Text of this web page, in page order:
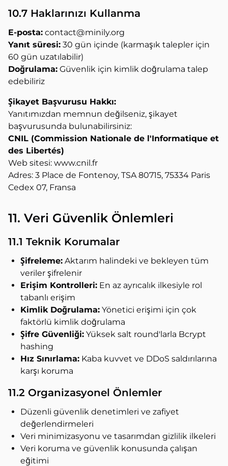
10.7 Haklarınızı Kullanma
E-posta: contact@minily.org
Yanıt süresi: 30 gün içinde (karmaşık talepler için
60 gün uzatılabilir)
Doğrulama: Güvenlik için kimlik doğrulama talep
edebiliriz
Şikayet Başvurusu Hakkı:
Yanıtımızdan memnun değilseniz, şikayet
başvurusunda bulunabilirsiniz:
CNIL (Commission Nationale de l'Informatique et
des Libertés)
Web sitesi: www.cnil.fr
Adres: 3 Place de Fontenoy, TSA 80715, 75334 Paris
Cedex 07, Fransa
11. Veri Güvenlik Önlemleri
11.1 Teknik Korumalar
Şifreleme: Aktarım halindeki ve bekleyen tüm
veriler şifrelenir
Erişim Kontrolleri: En az ayrıcalık ilkesiyle rol
tabanlı erişim
Kimlik Doğrulama: Yönetici erişimi için çok
faktörlü kimlik doğrulama
Şifre Güvenliği: Yüksek salt round'larla Bcrypt
hashing
Hız Sınırlama: Kaba kuvvet ve DDoS saldırılarına
karşı koruma
11.2 Organizasyonel Önlemler
Düzenli güvenlik denetimleri ve zafiyet
değerlendirmeleri
Veri minimizasyonu ve tasarımdan gizlilik ilkeleri
Veri koruma ve güvenlik konusunda çalışan
eğitimi